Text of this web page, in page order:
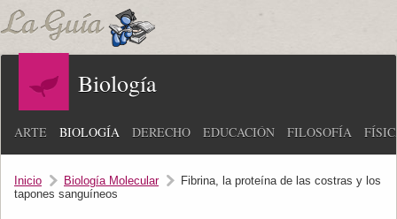
Biología
ARTE BIOLOGÍA DERECHO EDUCACIÓN FILOSOFÍA
Inicio Biología Molecular
Fibrina, la proteína de las costras y los
tapones sanguíneos